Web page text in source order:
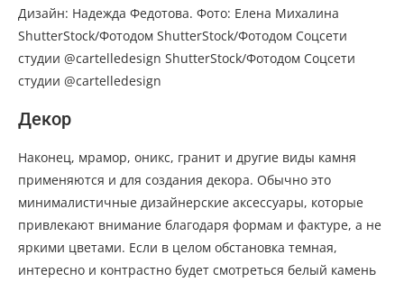
Дизайн: Надежда Федотова. Фото: Елена Михалина
ShutterStock/Фотодом ShutterStock/Фотодом Соцсети
студии @cartelledesign ShutterStock/Фотодом Соцсети
студии @cartelledesign
Декор
Наконец, мрамор, оникс, гранит и другие виды камня
применяются и для создания декора. Обычно это
минималистичные дизайнерские аксессуары, которые
привлекают внимание благодаря формам и фактуре, а не
яркими цветами. Если в целом обстановка темная,
интересно и контрастно будет смотреться белый камень